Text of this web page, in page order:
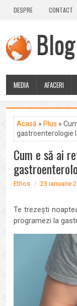
DESPRE CONTACT
MEDIA AFACERI
Acasă » Plus »
gastroenterologie
Cum e să ai
Ethos 23 ianuarie
Te trezești
programezi la